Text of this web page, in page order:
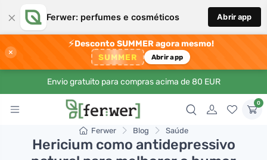
× Ferwer: perfumes e cosméticos Abrir app
×
⚡Desconto SUMMER agora mesmo!
SUMMER Abrir app
Envio gratuito para compras acima de 80 EUR
0
Ferwer Blog Saúde
Hericium como antidepressivo